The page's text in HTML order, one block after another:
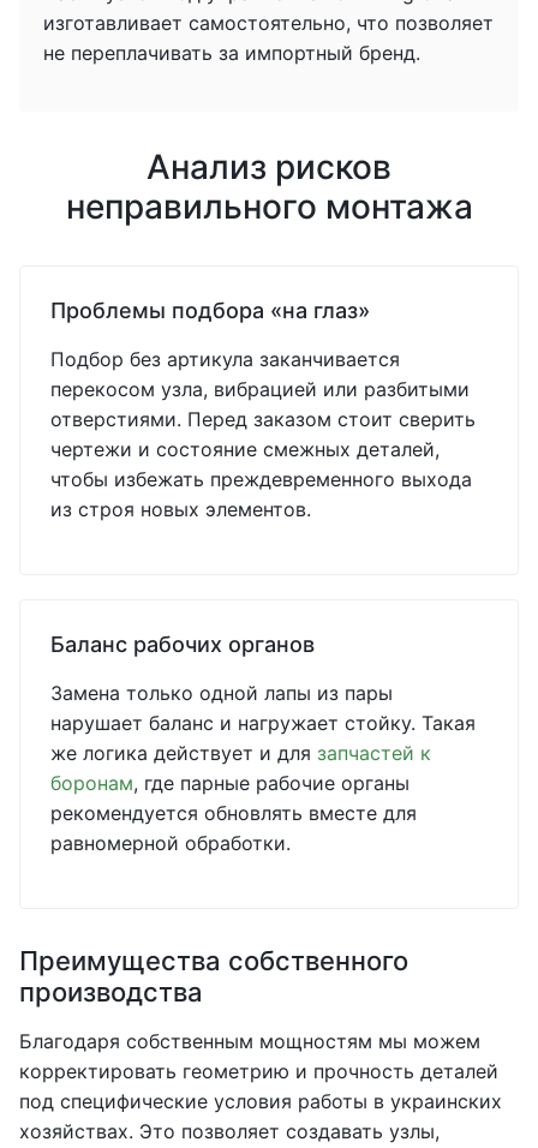
изготавливает самостоятельно, что позволяет
не переплачивать за импортный бренд.
Анализ рисков
неправильного монтажа
Проблемы подбора «на глаз»
Подбор без артикула заканчивается
перекосом узла, вибрацией или разбитыми
отверстиями. Перед заказом стоит сверить
чертежи и состояние смежных деталей,
чтобы избежать преждевременного выхода
из строя новых элементов.
Баланс рабочих органов
Замена только одной лапы из пары
нарушает баланс и нагружает стойку. Такая
же логика действует и для запчастей к
боронам, где парные рабочие органы
рекомендуется обновлять вместе для
равномерной обработки.
Преимущества собственного
производства
Благодаря собственным мощностям мы можем
корректировать геометрию и прочность деталей
под специфические условия работы в украинских
хозяйствах. Это позволяет создавать узлы,